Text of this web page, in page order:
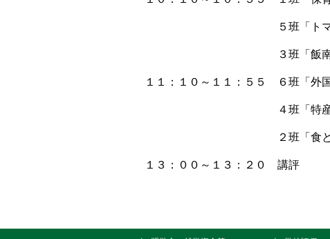
５班「トマトのロスを
３班「飯南町の森林
１１：１０～１１：５５ ６班「外国
４班「特産品を使って
２班「食と健康に
１３：００～１３：２０ 講評